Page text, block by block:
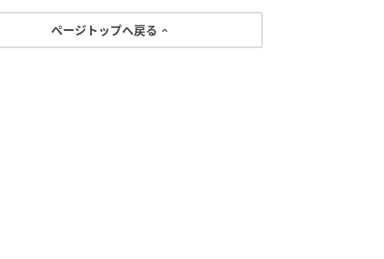
ページトップへ戻る